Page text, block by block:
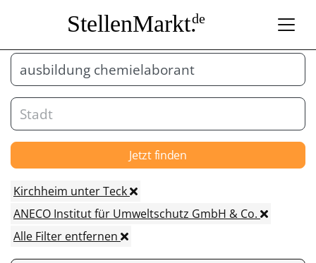
StellenMarkt.de
Jetzt finden
Kirchheim unter Teck
ANECO Institut für Umweltschutz GmbH & Co.
Alle Filter entfernen